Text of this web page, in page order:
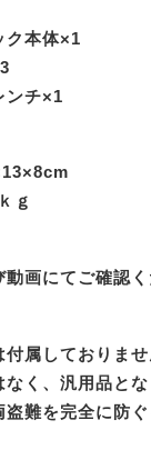
ク本体×1
ンチ×1
ｇ
動画にてご確認く
付属しておりませ
なく、汎用品とな
盗難を完全に防